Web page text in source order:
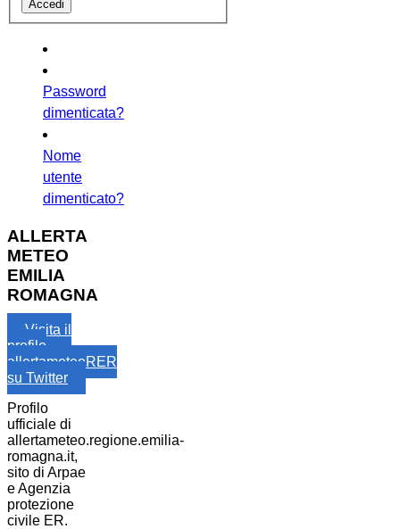
Password
dimenticata?
Nome
utente
dimenticato?
ALLERTA
METEO
EMILIA
ROMAGNA
Visita il
profilo
allertameteoRER
su Twitter
Profilo
ufficiale di
allertameteo.regione.emilia-
romagna.it,
sito di Arpae
e Agenzia
protezione
civile ER.